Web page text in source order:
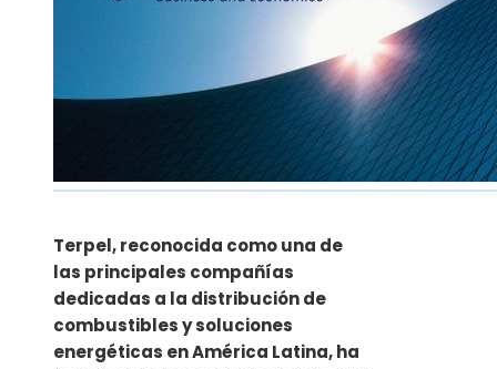
Terpel, reconocida como una de
las principales compañías
dedicadas a la distribución de
combustibles y soluciones
energéticas en América Latina, ha